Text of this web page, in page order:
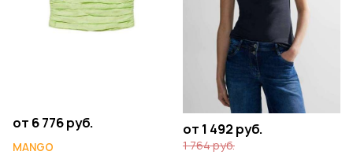
от 6 776 руб.
MANGO
от 1 492 руб.
1 764 руб.